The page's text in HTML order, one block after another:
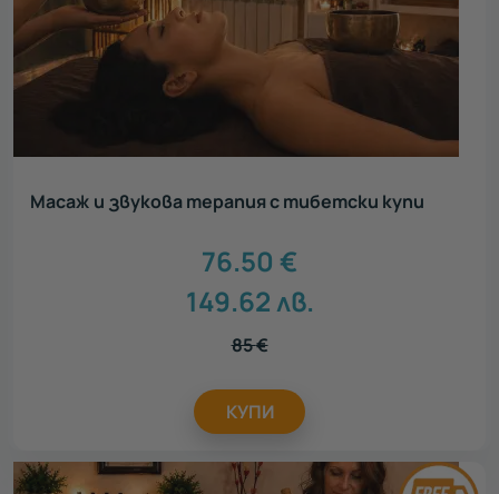
Масаж и звукова терапия с тибетски купи
76.50 €
149.62лв.
85€
КУПИ